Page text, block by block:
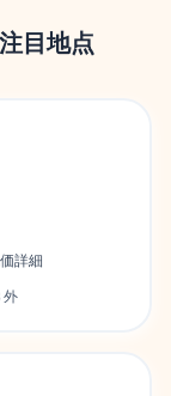
目地点
詳細
外